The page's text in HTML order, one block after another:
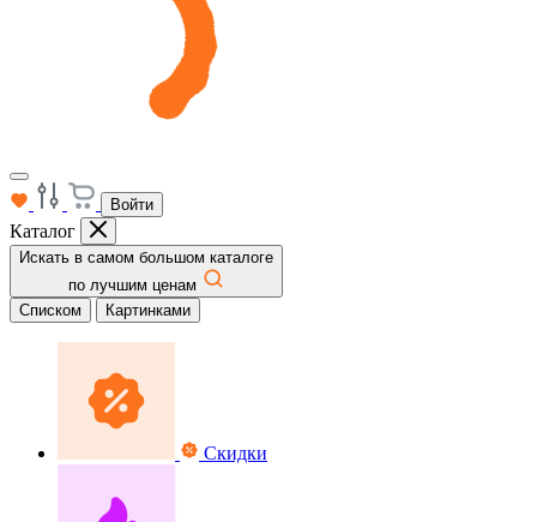
Войти
Каталог
Искать в самом большом каталоге
по лучшим ценам
Списком
Картинками
Скидки